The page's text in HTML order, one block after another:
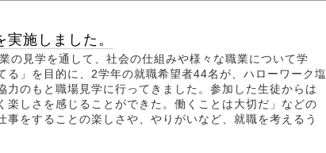
施しました。
の見学を通して、社会の仕組みや様々な職業について学
る」を目的に、2学年の就職希望者44名が、ハローワーク塩
力のもと職場見学に行ってきました。参加した生徒からは
楽しさを感じることができた。働くことは大切だ」などの
事をすることの楽しさや、やりがいなど、就職を考えるう